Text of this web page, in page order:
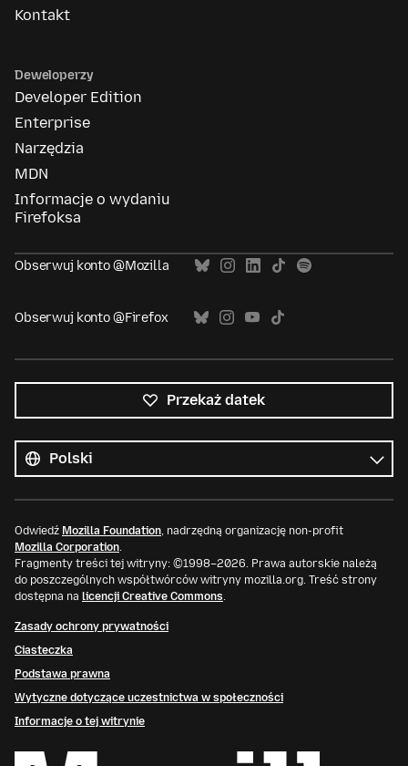
Kontakt
Deweloperzy
Developer Edition
Enterprise
Narzędzia
MDN
Informacje o wydaniu
Firefoksa
Obserwuj konto @Mozilla
Obserwuj konto @Firefox
Przekaż datek
języki
Język
Odwiedź Mozilla Foundation, nadrzędną organizację non-profit
Mozilla Corporation.
Fragmenty treści tej witryny: ©1998–2026. Prawa autorskie należą
do poszczególnych współtwórców witryny mozilla.org. Treść strony
dostępna na licencji Creative Commons.
Zasady ochrony prywatności
Ciasteczka
Podstawa prawna
Wytyczne dotyczące uczestnictwa w społeczności
Informacje o tej witrynie